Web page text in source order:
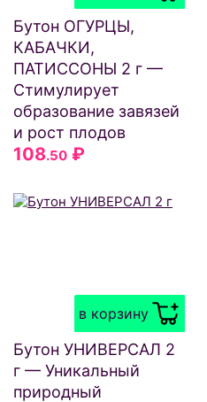
Бутон ОГУРЦЫ,
КАБАЧКИ,
ПАТИССОНЫ 2 г —
Стимулирует
образование завязей
и рост плодов
108.50 ₽
в корзину
Бутон УНИВЕРСАЛ 2
г — Уникальный
природный